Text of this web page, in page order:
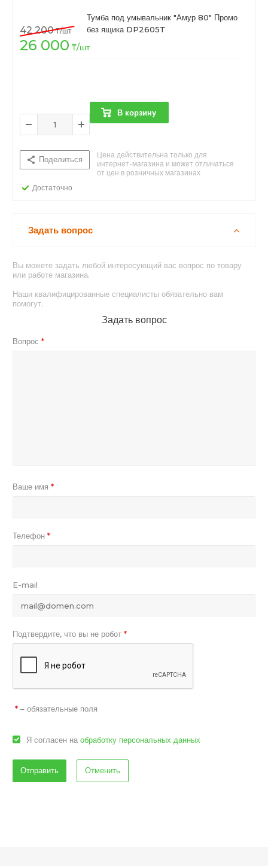
Тумба под умывальник "Амур 80" Промо
без ящика DP2605T
26 000 ₸/шт
42 200₸/шт
Достаточно
В корзину
Поделиться
Цена действительна только для
интернет-магазина и может отличаться
от цен в розничных магазинах
Задать вопрос
Вы можете задать любой интересующий вас вопрос по товару
или работе магазина.
Наши квалифицированные специалисты обязательно вам
помогут.
Задать вопрос
Вопрос *
Ваше имя *
Телефон *
E-mail
Подтвердите, что вы не робот *
* – обязательные поля
Я согласен на обработку персональных данных
Отменить